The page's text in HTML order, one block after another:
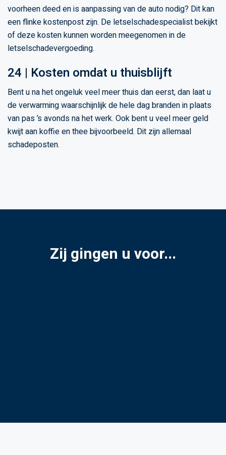
voorheen deed en is aanpassing van de auto nodig? Dit kan
een flinke kostenpost zijn. De letselschadespecialist bekijkt
of deze kosten kunnen worden meegenomen in de
letselschadevergoeding.
24 | Kosten omdat u thuisblijft
Bent u na het ongeluk veel meer thuis dan eerst, dan laat u
de verwarming waarschijnlijk de hele dag branden in plaats
van pas ’s avonds na het werk. Ook bent u veel meer geld
kwijt aan koffie en thee bijvoorbeeld. Dit zijn allemaal
schadeposten.
Zij gingen u voor...